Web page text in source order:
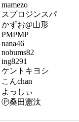
mamezo
スプロジンスパ
かずお@山形
PMPMP
nana46
nobums82
ing8291
ケントキヨシ
こんchan
よっしぃ
Ⓟ桑田憲汰